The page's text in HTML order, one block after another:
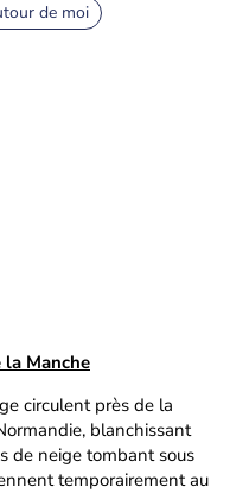
de moi
la Manche
circulent près de la
blanchissant
de neige tombant sous
temporairement au